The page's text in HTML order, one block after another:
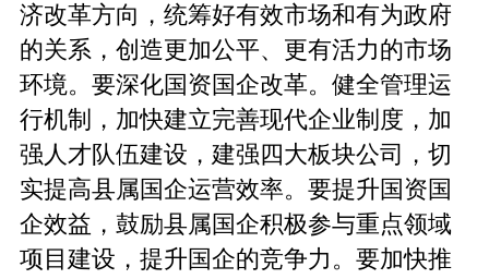
济改革方向，统筹好有效市场和有为政府
的关系，创造更加公平、更有活力的市场
环境。要深化国资国企改革。健全管理运
行机制，加快建立完善现代企业制度，加
强人才队伍建设，建强四大板块公司，切
实提高县属国企运营效率。要提升国资国
企效益，鼓励县属国企积极参与重点领域
项目建设，提升国企的竞争力。要加快推